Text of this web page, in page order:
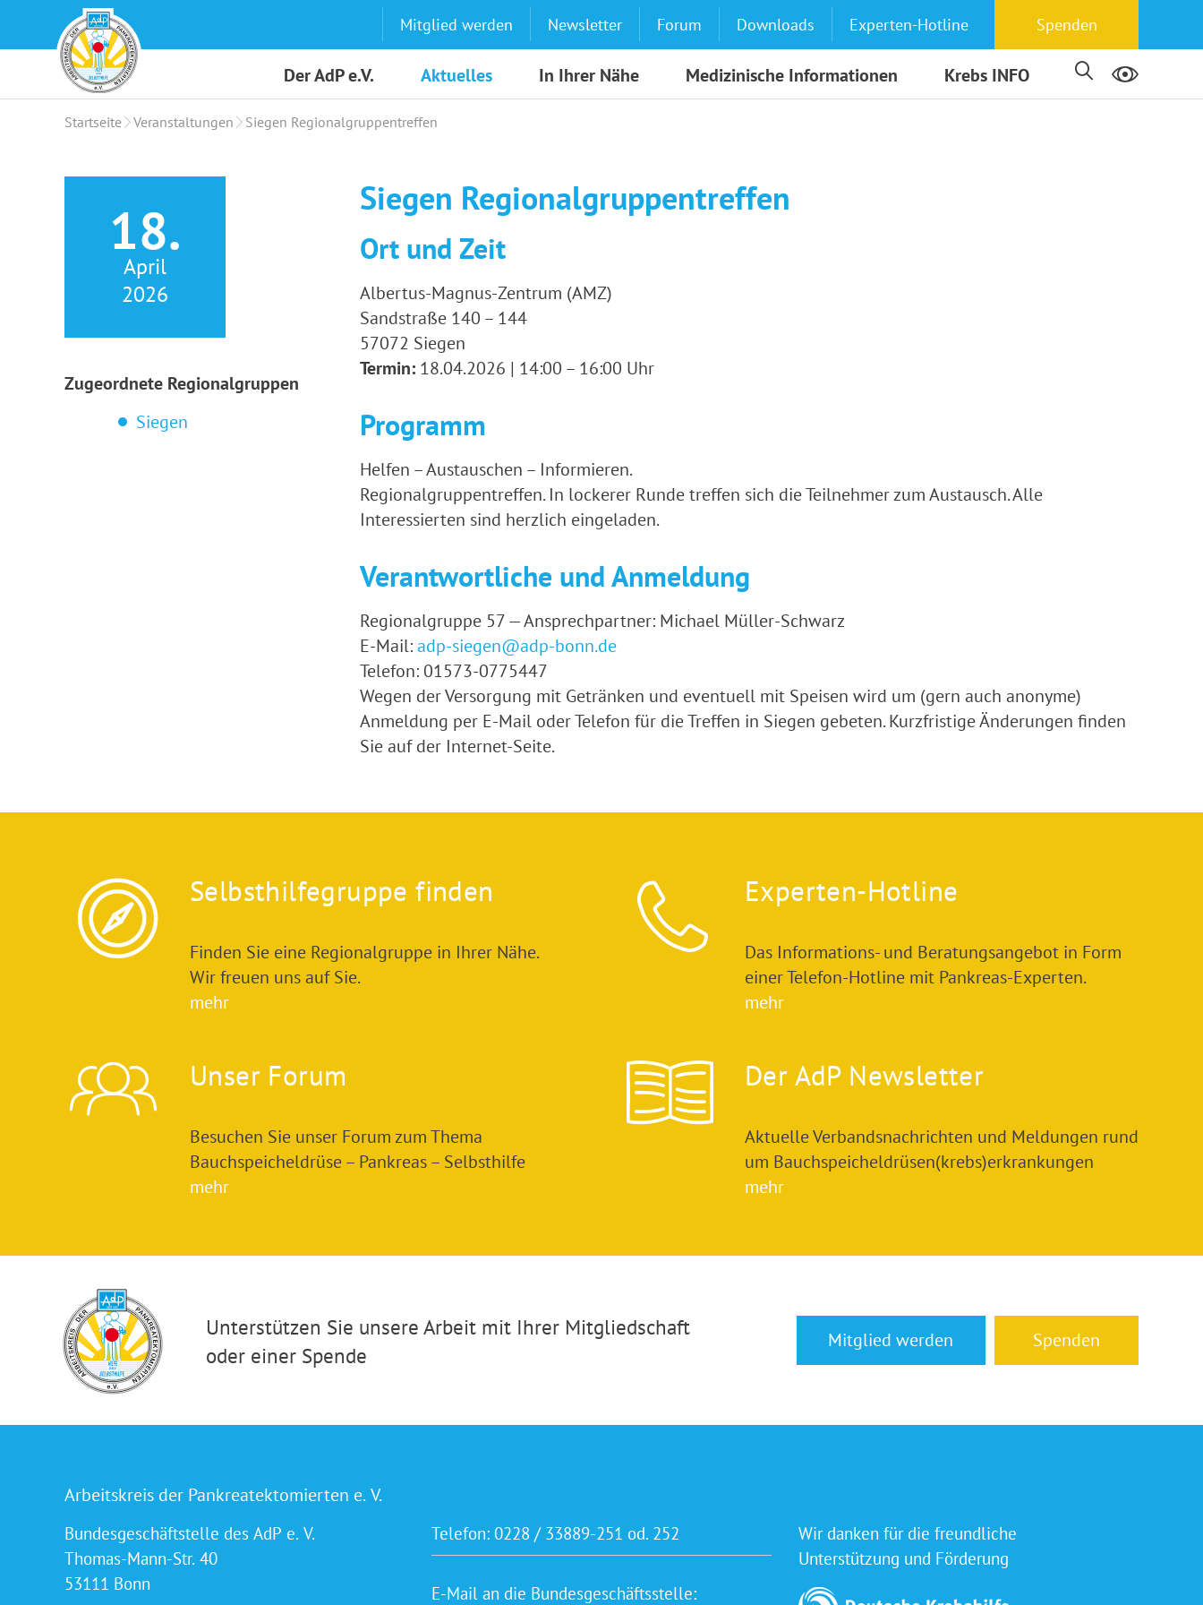
Mitglied werden Newsletter Forum Downloads Experten-Hotline Spenden
Der AdP e.V. Aktuelles In Ihrer Nähe Medizinische Informationen Krebs INFO
Startseite Veranstaltungen Siegen Regionalgruppentreffen
18.
April
2026
Zugeordnete Regionalgruppen
Siegen
Siegen Regionalgruppentreffen
Ort und Zeit
Albertus-Magnus-Zentrum (AMZ)
Sandstraße 140 – 144
57072 Siegen
Termin: 18.04.2026 | 14:00 – 16:00 Uhr
Programm
Helfen – Austauschen – Informieren.
Regionalgruppentreffen. In lockerer Runde treffen sich die Teilnehmer zum Austausch. Alle
Interessierten sind herzlich eingeladen.
Verantwortliche und Anmeldung
Regionalgruppe 57 — Ansprechpartner: Michael Müller-Schwarz
E-Mail:adp-siegen@adp-bonn.de
Telefon: 01573-0775447
Wegen der Versorgung mit Getränken und eventuell mit Speisen wird um (gern auch anonyme)
Anmeldung per E-Mail oder Telefon für die Treffen in Siegen gebeten. Kurzfristige Änderungen finden
Sie auf der Internet-Seite.
Selbsthilfegruppe finden
Finden Sie eine Regionalgruppe in Ihrer Nähe.
Wir freuen uns auf Sie.
mehr
Experten-Hotline
Das Informations- und Beratungsangebot in Form
einer Telefon-Hotline mit Pankreas-Experten.
mehr
Unser Forum
Besuchen Sie unser Forum zum Thema
Bauchspeicheldrüse – Pankreas – Selbsthilfe
mehr
Der AdP Newsletter
Aktuelle Verbandsnachrichten und Meldungen rund
um Bauchspeicheldrüsen(krebs)erkrankungen
mehr
Unterstützen Sie unsere Arbeit mit Ihrer Mitgliedschaft
oder einer Spende
Mitglied werden Spenden
Arbeitskreis der Pankreatektomierten e. V.
Bundesgeschäftstelle des AdP e. V.
Thomas-Mann-Str. 40
53111 Bonn
Telefon: 0228 / 33889-251 od. 252
E-Mail an die Bundesgeschäftsstelle:
Wir danken für die freundliche
Unterstützung und Förderung